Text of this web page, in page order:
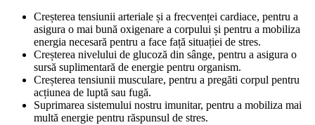
Creșterea tensiunii arteriale și a frecvenței cardiace, pentru a
asigura o mai bună oxigenare a corpului și pentru a mobiliza
energia necesară pentru a face față situației de stres.
Creșterea nivelului de glucoză din sânge, pentru a asigura o
sursă suplimentară de energie pentru organism.
Creșterea tensiunii musculare, pentru a pregăti corpul pentru
acțiunea de luptă sau fugă.
Suprimarea sistemului nostru imunitar, pentru a mobiliza mai
multă energie pentru răspunsul de stres.